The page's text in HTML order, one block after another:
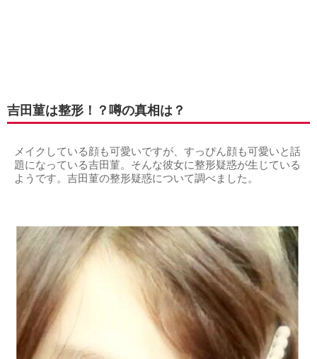
吉田菫は整形！？噂の真相は？
メイクしている顔も可愛いですが、すっぴん顔も可愛いと話
題になっている吉田菫。そんな彼女に整形疑惑が生じている
ようです。吉田菫の整形疑惑について調べました。